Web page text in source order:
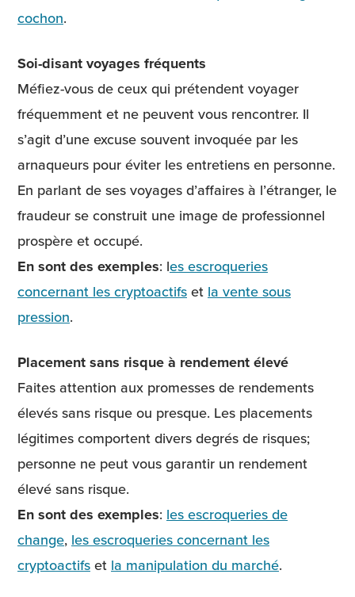
cochon.
Soi-disant voyages fréquents
Méfiez-vous de ceux qui prétendent voyager
fréquemment et ne peuvent vous rencontrer. Il
s’agit d’une excuse souvent invoquée par les
arnaqueurs pour éviter les entretiens en personne.
En parlant de ses voyages d’affaires à l’étranger, le
fraudeur se construit une image de professionnel
prospère et occupé.
En sont des exemples: les escroqueries
concernant les cryptoactifs et la vente sous
pression.
Placement sans risque à rendement élevé
Faites attention aux promesses de rendements
élevés sans risque ou presque. Les placements
légitimes comportent divers degrés de risques;
personne ne peut vous garantir un rendement
élevé sans risque.
En sont des exemples: les escroqueries de
change, les escroqueries concernant les
cryptoactifs et la manipulation du marché.